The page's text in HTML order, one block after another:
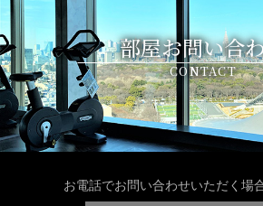
部屋お問い合
CONTACT
お電話でお問い合わせいただく場